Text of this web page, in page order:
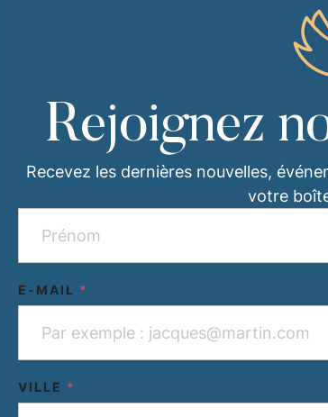
Rejoignez
Recevez les dernières nouvelles,
votre
E-MAIL *
VILLE *